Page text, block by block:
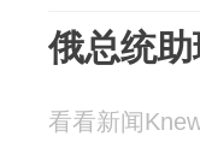
俄总统
看看新闻